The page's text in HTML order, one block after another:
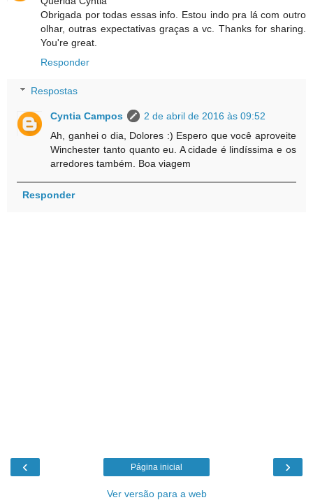
Obrigada por todas essas info. Estou indo pra lá com outro
olhar, outras expectativas graças a vc. Thanks for sharing.
You're great.
Responder
Respostas
Cyntia Campos
2 de abril de 2016 às 09:52
Ah, ganhei o dia, Dolores :) Espero que você aproveite
Winchester tanto quanto eu. A cidade é lindíssima e os
arredores também. Boa viagem
Responder
‹ ›
Página inicial
Ver versão para a web